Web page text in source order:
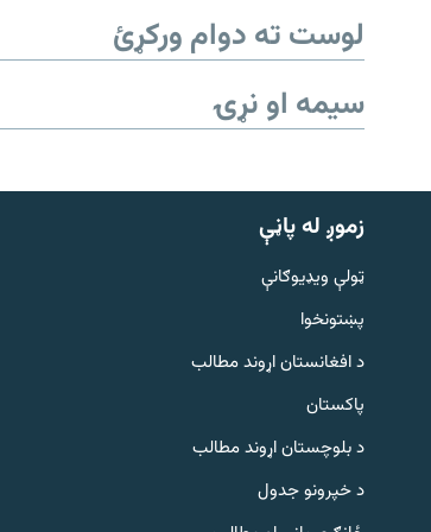
Gandhara
لوست ته دوام ورکړئ
سیمه او نړۍ
زموږ له پاڼې
ټولې ویډیوګانې
پښتونخوا
د افغانستان اړوند مطالب
پاکستان
د بلوچستان اړوند مطالب
د خپرونو جدول